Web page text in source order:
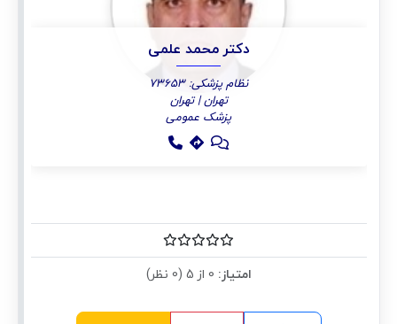
دکتر محمد علمی
نظام پزشکی: 73653
تهران | تهران
پزشک عمومی
امتیاز: